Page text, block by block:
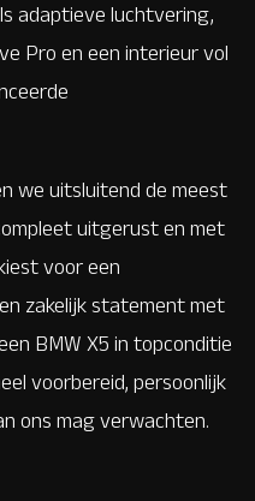
adaptieve luchtvering,
Pro en een interieur vol
we uitsluitend de meest
uitgerust en met
voor een
zakelijk statement met
BMW X5 in topconditie
voorbereid, persoonlijk
ons mag verwachten.